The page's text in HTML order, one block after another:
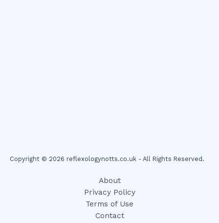
Copyright © 2026 reflexologynotts.co.uk - All Rights Reserved.
About
Privacy Policy
Terms of Use
Contact